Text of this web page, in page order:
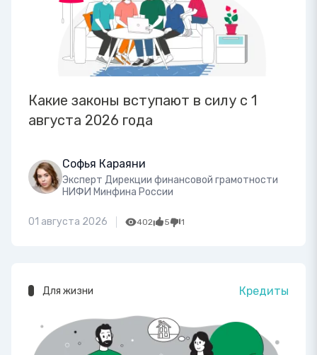
Какие законы вступают в силу с 1
августа 2026 года
Софья Караяни
Эксперт Дирекции финансовой грамотности
НИФИ Минфина России
01 августа 2026 402 5 1
Для жизни Кредиты